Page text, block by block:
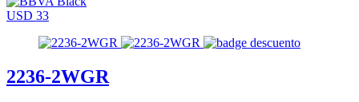
USD 33
2236-2WGR